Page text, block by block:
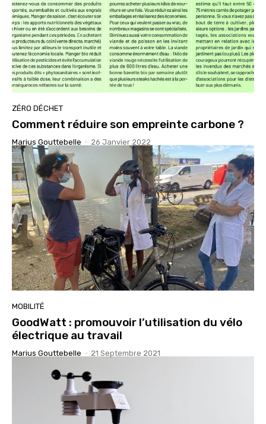
ZÉRO DÉCHET
Comment réduire son empreinte carbone ?
Marius Gouttebelle - 26 Janvier 2022
MOBILITÉ
GoodWatt : promouvoir l’utilisation du vélo
électrique au travail
Marius Gouttebelle - 21 Septembre 2021